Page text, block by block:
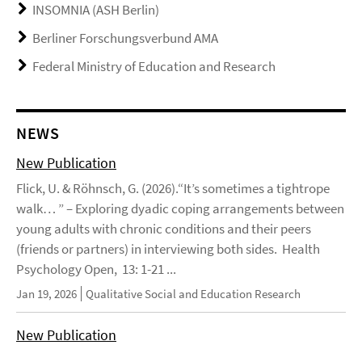
INSOMNIA (ASH Berlin)
Berliner Forschungsverbund AMA
Federal Ministry of Education and Research
NEWS
New Publication
Flick, U. & Röhnsch, G. (2026).“It’s sometimes a tightrope
walk… ” – Exploring dyadic coping arrangements between
young adults with chronic conditions and their peers
(friends or partners) in interviewing both sides. Health
Psychology Open, 13: 1-21 ...
Jan 19, 2026 Qualitative Social and Education Research
New Publication